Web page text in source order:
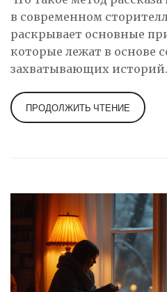
в современном
раскрывает основные
которые лежат в основе
захватывающих историй.
эпохи и как современные
социальные медиа
и сделать свои истории
статье также приведены
применять техники
эффективно.
ПРОДОЛЖИТЬ ЧТЕНИЕ